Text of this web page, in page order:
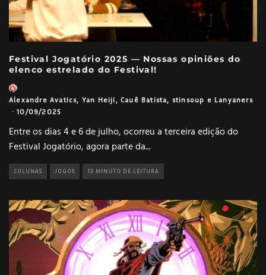
Festival Jogatório 2025 — Nossas opiniões do
elenco estrelado do Festival!
Alexandre Avatics, Yan Heiji, Cauê Batista, stinsoup e Lanyaners
· 10/09/2025
Entre os dias 4 e 6 de julho, ocorreu a terceira edição do
Festival Jogatório, agora parte da...
COLUNAS JOGOS 13 MINUTO DE LEITURA